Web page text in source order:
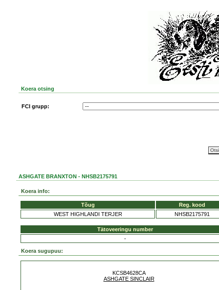
Koera otsing
FCI grupp:
ASHGATE BRANXTON - NHSB2175791
Koera info:
Tõug
Reg. kood
WEST HIGHLANDI TERJER
NHSB2175791
Tätoveeringu number
-
Koera sugupuu:
KCSB4628CA
ASHGATE SINCLAIR